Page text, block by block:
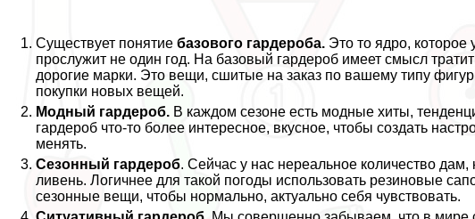
Существует понятиебазового гардероба. Это то ядро, которое
прослужит не один год. На базовый гардероб имеет смысл
дорогие марки. Это вещи, сшитые на заказ по вашему типу
покупки новых вещей.
Модный гардероб. В каждом сезоне есть модные хиты,
гардероб что-то более интересное, вкусное, чтобы создать
менять.
Сезонный гардероб. Сейчас у нас нереальное количество
ливень. Логичнее для такой погоды использовать резиновые
сезонные вещи, чтобы нормально, актуально себя чувствовать.